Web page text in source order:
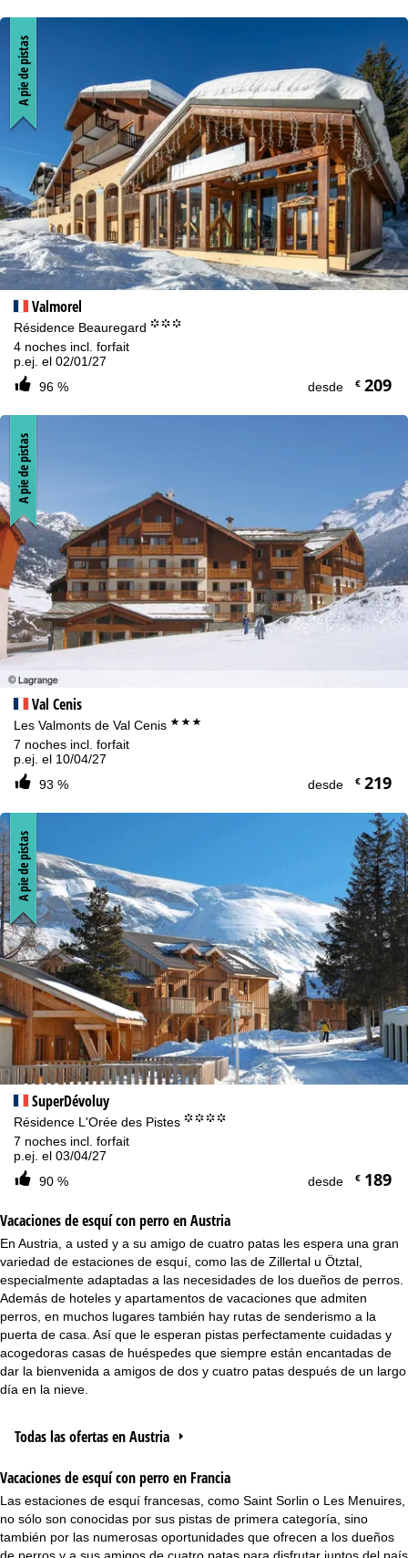
Valmorel
Résidence Beauregard °°°
4 noches incl. forfait
p.ej. el 02/01/27
96 %
desde €209
A pie de pistas
Val Cenis
Les Valmonts de Val Cenis ***
7 noches incl. forfait
p.ej. el 10/04/27
93 %
desde €219
A pie de pistas
SuperDévoluy
Résidence L'Orée des Pistes °°°°
7 noches incl. forfait
p.ej. el 03/04/27
90 %
desde €189
A pie de pistas
Vacaciones de esquí con perro en Austria
En Austria, a usted y a su amigo de cuatro patas les espera una gran
variedad de estaciones de esquí, como las de Zillertal u Ötztal,
especialmente adaptadas a las necesidades de los dueños de perros.
Además de hoteles y apartamentos de vacaciones que admiten
perros, en muchos lugares también hay rutas de senderismo a la
puerta de casa. Así que le esperan pistas perfectamente cuidadas y
acogedoras casas de huéspedes que siempre están encantadas de
dar la bienvenida a amigos de dos y cuatro patas después de un largo
día en la nieve.
Todas las ofertas en Austria
Vacaciones de esquí con perro en Francia
Las estaciones de esquí francesas, como Saint Sorlin o Les Menuires,
no sólo son conocidas por sus pistas de primera categoría, sino
también por las numerosas oportunidades que ofrecen a los dueños